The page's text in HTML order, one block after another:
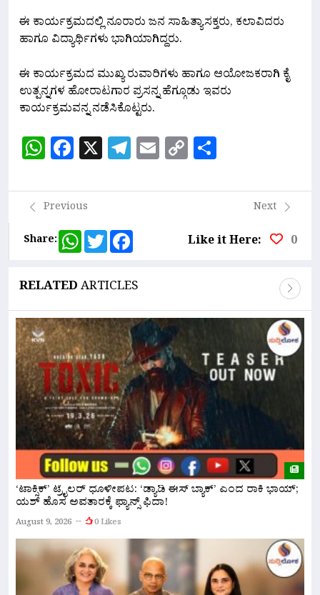
ಈ ಕಾರ್ಯಕ್ರಮದಲ್ಲಿ ನೂರಾರು ಜನ ಸಾಹಿತ್ಯಾಸಕ್ತರು, ಕಲಾವಿದರು
ಹಾಗೂ ವಿದ್ಯಾರ್ಥಿಗಳು ಭಾಗಿಯಾಗಿದ್ದರು.
ಈ ಕಾರ್ಯಕ್ರಮದ ಮುಖ್ಯ ರುವಾರಿಗಳು ಹಾಗೂ ಆಯೋಜಕರಾಗಿ ಕೈ
ಉತ್ಪನ್ನಗಳ ಹೋರಾಟಗಾರ ಪ್ರಸನ್ನ ಹೆಗ್ಗೂಡು ಇವರು
ಕಾರ್ಯಕ್ರಮವನ್ನ ನಡೆಸಿಕೊಟ್ಟರು.
WhatsApp
Facebook
X Telegram
Email
Copy
Link
Previous
Next
Share:
WhatsApp
Twitter Like it Here: 0
RELATEDARTICLES
‘ಟಾಕ್ಸಿಕ್’ ಟ್ರೈಲರ್ ಧೂಳೀಪಟ: ‘ಡ್ಯಾಡಿ ಈಸ್ ಬ್ಯಾಕ್’ ಎಂದ ರಾಕಿ ಭಾಯ್;
ಯಶ್ ಹೊಸ ಅವತಾರಕ್ಕೆ ಫ್ಯಾನ್ಸ್ ಫಿದಾ!
August 9, 2026 0 Likes